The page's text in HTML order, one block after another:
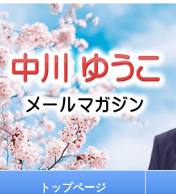
トップページ